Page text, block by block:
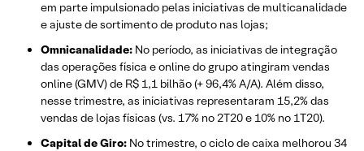
em parte impulsionado pelas iniciativas de multicanalidade
e ajuste de sortimento de produto nas lojas;
Omnicanalidade: No período, as iniciativas de integração
das operações física e online do grupo atingiram vendas
online (GMV) de R$ 1,1 bilhão (+ 96,4% A/A). Além disso,
nesse trimestre, as iniciativas representaram 15,2% das
vendas de lojas físicas (vs. 17% no 2T20 e 10% no 1T20).
Capital de Giro: No trimestre, o ciclo de caixa melhorou 34